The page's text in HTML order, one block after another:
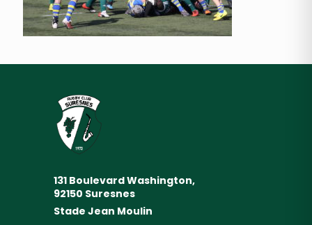
131 Boulevard Washington,
92150 Suresnes
Stade Jean Moulin